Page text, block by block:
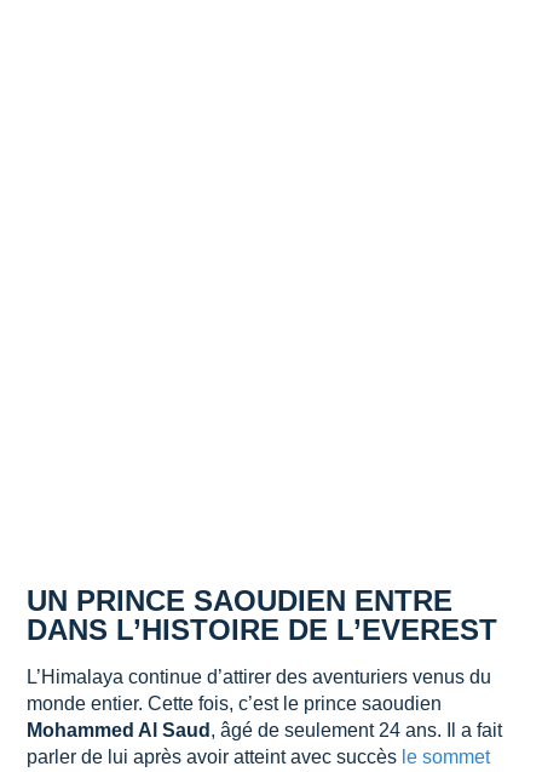
UN PRINCE SAOUDIEN ENTRE
DANS L’HISTOIRE DE L’EVEREST
L’Himalaya continue d’attirer des aventuriers venus du
monde entier. Cette fois, c’est le prince saoudien
Mohammed Al Saud , âgé de seulement 24 ans. Il a fait
parler de lui après avoir atteint avec succès le sommet